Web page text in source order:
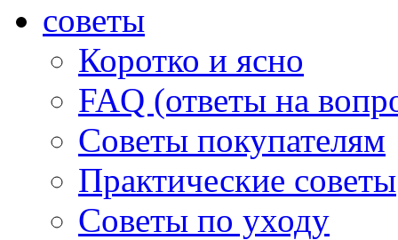
советы
Коротко и ясно
FAQ (ответы на
Советы покупателям
Практические советы
Советы по уходу